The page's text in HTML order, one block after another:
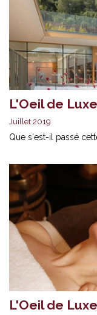
L'Oeil de
Juillet 2019
Que s'est-il passé
L'Oeil de